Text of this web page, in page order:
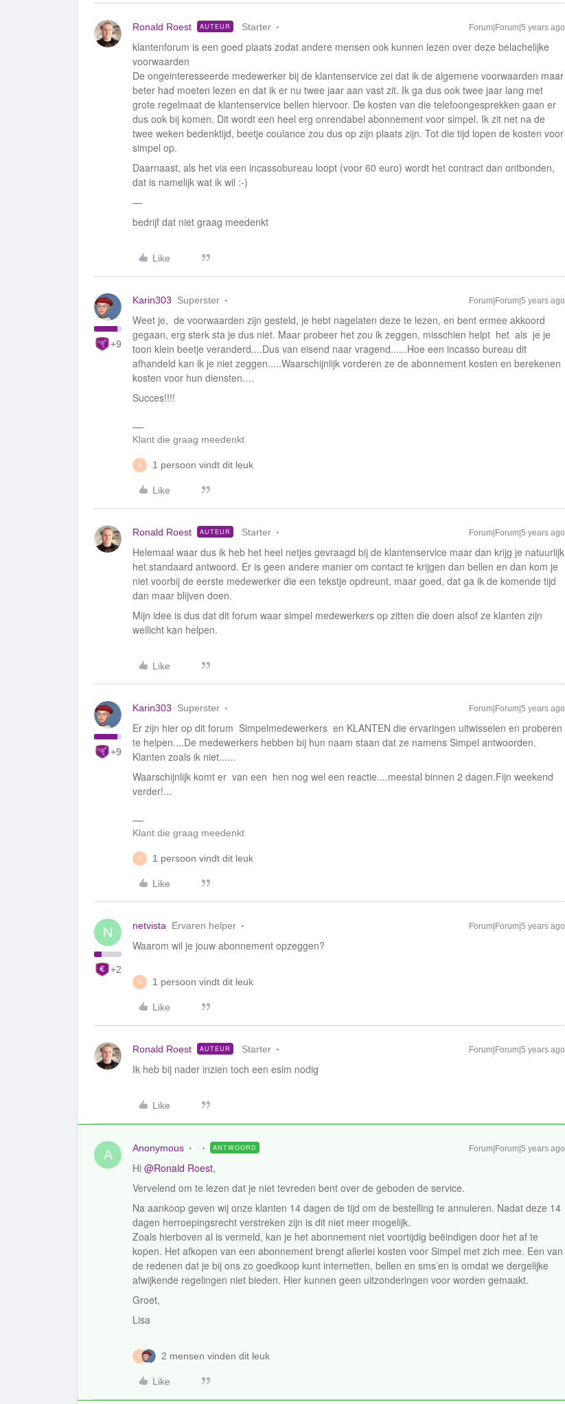
Ronald Roest AUTEUR Starter Forum|Forum|5 years ago
klantenforum is een goed plaats zodat andere mensen ook kunnen lezen over deze belachelijke
voorwaarden
De ongeinteresseerde medewerker bij de klantenservice zei dat ik de algemene voorwaarden maar
beter had moeten lezen en dat ik er nu twee jaar aan vast zit. Ik ga dus ook twee jaar lang met
grote regelmaat de klantenservice bellen hiervoor. De kosten van die telefoongesprekken gaan er
dus ook bij komen. Dit wordt een heel erg onrendabel abonnement voor simpel. Ik zit net na de
twee weken bedenktijd, beetje coulance zou dus op zijn plaats zijn. Tot die tijd lopen de kosten voor
simpel op.
Daarnaast, als het via een incassobureau loopt (voor 60 euro) wordt het contract dan ontbonden,
dat is namelijk wat ik wil :-)
—
bedrijf dat niet graag meedenkt
Like
+9
Karin303 Superster Forum|Forum|5 years ago
Weet je, de voorwaarden zijn gesteld, je hebt nagelaten deze te lezen, en bent ermee akkoord
gegaan, erg sterk sta je dus niet. Maar probeer het zou ik zeggen, misschien helpt het als je je
toon klein beetje veranderd....Dus van eisend naar vragend......Hoe een incasso bureau dit
afhandeld kan ik je niet zeggen.....Waarschijnlijk vorderen ze de abonnement kosten en berekenen
kosten voor hun diensten.…
Succes!!!!
Klant die graag meedenkt
S 1 persoon vindt dit leuk
Like
Ronald Roest AUTEUR Starter Forum|Forum|5 years ago
Helemaal waar dus ik heb het heel netjes gevraagd bij de klantenservice maar dan krijg je natuurlijk
het standaard antwoord. Er is geen andere manier om contact te krijgen dan bellen en dan kom je
niet voorbij de eerste medewerker die een tekstje opdreunt, maar goed, dat ga ik de komende tijd
dan maar blijven doen.
Mijn idee is dus dat dit forum waar simpel medewerkers op zitten die doen alsof ze klanten zijn
wellicht kan helpen.
Like
+9
Karin303 Superster Forum|Forum|5 years ago
Er zijn hier op dit forum Simpelmedewerkers en KLANTEN die ervaringen uitwisselen en proberen
te helpen....De medewerkers hebben bij hun naam staan dat ze namens Simpel antwoorden.
Klanten zoals ik niet......
Waarschijnlijk komt er van een hen nog wel een reactie....meestal binnen 2 dagen.Fijn weekend
verder!...
Klant die graag meedenkt
S 1 persoon vindt dit leuk
Like
N
+2
netvista Ervaren helper Forum|Forum|5 years ago
Waarom wil je jouw abonnement opzeggen?
S 1 persoon vindt dit leuk
Like
Ronald Roest AUTEUR Starter Forum|Forum|5 years ago
Ik heb bij nader inzien toch een esim nodig
Like
A Anonymous ANTWOORD Forum|Forum|5 years ago
Hi @Ronald Roest,
Vervelend om te lezen dat je niet tevreden bent over de geboden de service.
Na aankoop geven wij onze klanten 14 dagen de tijd om de bestelling te annuleren. Nadat deze 14
dagen herroepingsrecht verstreken zijn is dit niet meer mogelijk.
Zoals hierboven al is vermeld, kan je het abonnement niet voortijdig beëindigen door het af te
kopen. Het afkopen van een abonnement brengt allerlei kosten voor Simpel met zich mee. Een van
de redenen dat je bij ons zo goedkoop kunt internetten, bellen en sms’en is omdat we dergelijke
afwijkende regelingen niet bieden. Hier kunnen geen uitzonderingen voor worden gemaakt.
Groet,
Lisa
S 2 mensen vinden dit leuk
Like